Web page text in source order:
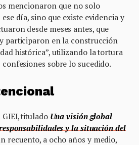
mencionaron que no solo
día, sino que existe evidencia y
desde meses antes, que
participaron en la construcción
histórica”, utilizando la tortura
sobre lo sucedido.
titulado Una visión global
y la situación del
recuento, a ocho años y medio,